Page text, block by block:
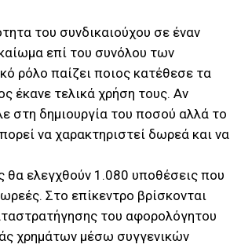
του συνδικαιούχου σε έναν
επί του συνόλου των
ρόλο παίζει ποιος κατέθεσε τα
έκανε τελικά χρήση τους. Αν
στη δημιουργία του ποσού αλλά το
να χαρακτηριστεί δωρεά και να
ελεγχθούν 1.080 υποθέσεις που
Στο επίκεντρο βρίσκονται
του αφορολόγητου
χρημάτων μέσω συγγενικών